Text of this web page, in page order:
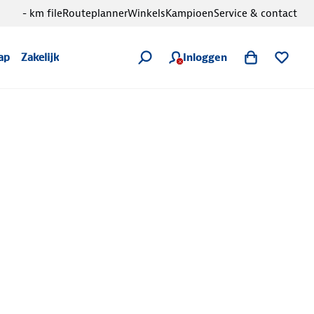
Zakelijk Inloggen
- km fileRouteplannerWinkelsKampioenService & contact